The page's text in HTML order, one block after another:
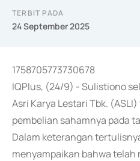
TERBIT PADA
24 September 2025
1758705773730678
IQPlus, (24/9) - Sulistiono
Asri Karya Lestari Tbk.
pembelian sahamnya pada
Dalam keterangan
menyampaikan bahwa telah